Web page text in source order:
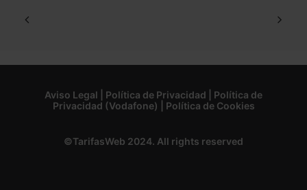
Aviso Legal Política de Privacidad
Política de
Privacidad (Vodafone)
Política de Cookies
©TarifasWeb 2024. All rights reserved